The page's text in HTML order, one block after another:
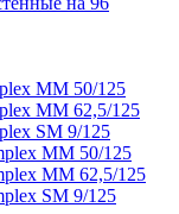
MM 50/125
MM 62,5/125
SM 9/125
MM 50/125
MM 62,5/125
SM 9/125